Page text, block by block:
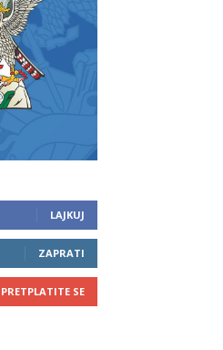
LAJKUJ
ZAPRATI
PRETPLATITE SE